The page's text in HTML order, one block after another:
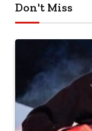
Don't Miss